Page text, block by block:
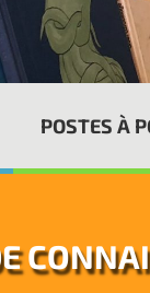
POSTES À